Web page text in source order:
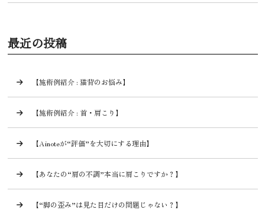
最近の投稿
【施術例紹介 : 猫背のお悩み】
【施術例紹介 : 首・肩こり】
【Ainoteが“評価”を大切にする理由】
【あなたの“肩の不調”本当に肩こりですか？】
【“脚の歪み”は見た目だけの問題じゃない？】